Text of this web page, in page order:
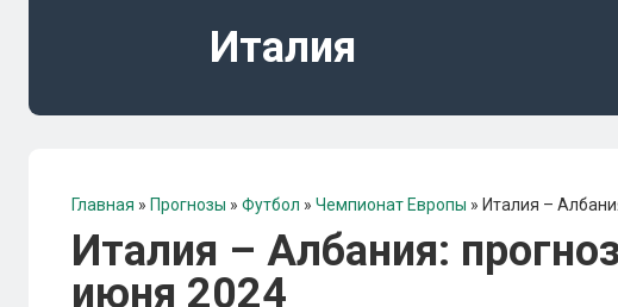
Италия
Главная » Прогнозы » Футбол » Чемпионат Европы » Италия –
Италия – Албания:
июня 2024